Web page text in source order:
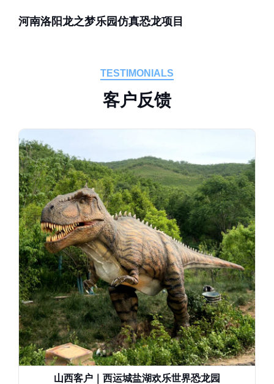
河南洛阳龙之梦乐园仿真恐龙项目
TESTIMONIALS
客户反馈
辽宁客户｜沈阳世博园恐龙花园